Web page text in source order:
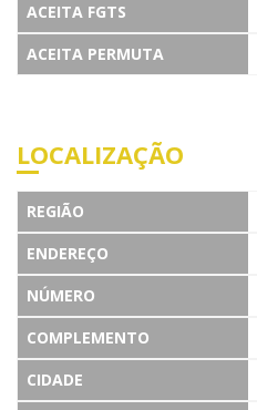
ACEITA FGTS
ACEITA PERMUTA
LOCALIZAÇÃO
REGIÃO
ENDEREÇO
NÚMERO
COMPLEMENTO
CIDADE